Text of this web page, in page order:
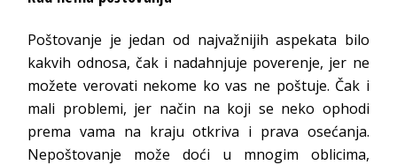
Poštovanje je jedan od najvažnijih aspekata bilo
kakvih odnosa, čak i nadahnjuje poverenje, jer ne
možete verovati nekome ko vas ne poštuje. Čak i
mali problemi, jer način na koji se neko ophodi
prema vama na kraju otkriva i prava osećanja.
Nepoštovanje može doći u mnogim oblicima,